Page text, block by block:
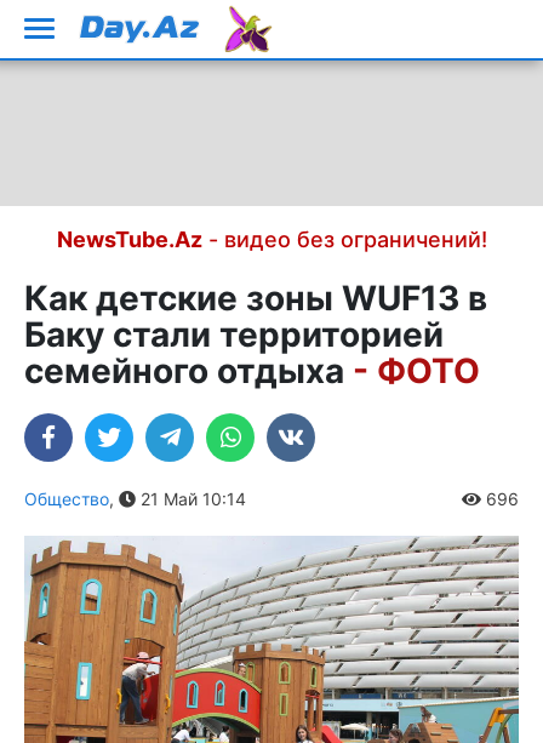
NewsTube.Az- видео без ограничений!
Как детские зоны WUF13 в
Баку стали территорией
семейного отдыха - ФОТО
Общество, 21 Май 10:14 696